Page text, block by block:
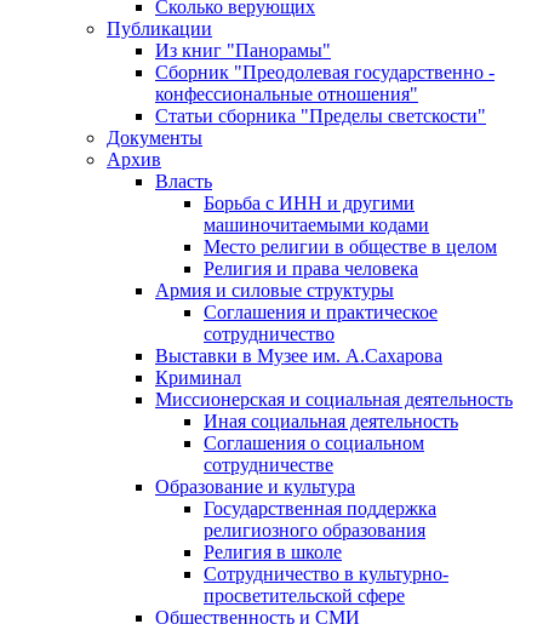
Сколько верующих
Публикации
Из книг "Панорамы"
Сборник "Преодолевая государственно -
конфессиональные отношения"
Статьи сборника "Пределы светскости"
Документы
Архив
Власть
Борьба с ИНН и другими
машиночитаемыми кодами
Место религии в обществе в целом
Религия и права человека
Армия и силовые структуры
Соглашения и практическое
сотрудничество
Выставки в Музее им. А.Сахарова
Криминал
Миссионерская и социальная деятельность
Иная социальная деятельность
Соглашения о социальном
сотрудничестве
Образование и культура
Государственная поддержка
религиозного образования
Религия в школе
Сотрудничество в культурно-
просветительской сфере
Общественность и СМИ